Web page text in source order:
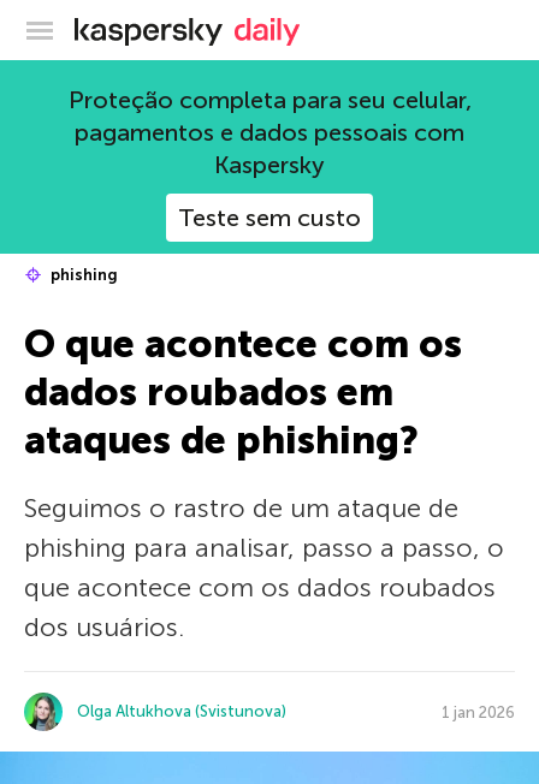
Blog oficial da Kaspersky
Proteção completa para seu celular,
pagamentos e dados pessoais com
Kaspersky
Teste sem custo
phishing
O que acontece com os
dados roubados em
ataques de phishing?
Seguimos o rastro de um ataque de
phishing para analisar, passo a passo, o
que acontece com os dados roubados
dos usuários.
Olga Altukhova (Svistunova) 1 jan 2026